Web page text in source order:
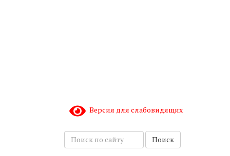
Версия для слабовидящих
П
о
Поиск